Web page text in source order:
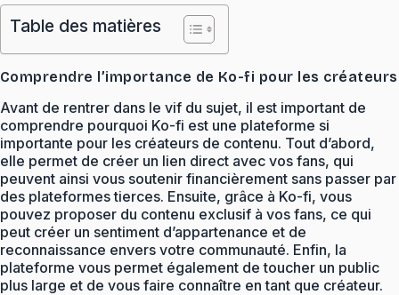
Table des matières
Comprendre l’importance de Ko-fi pour les créateurs
Avant de rentrer dans le vif du sujet, il est important de
comprendre pourquoi Ko-fi est une plateforme si
importante pour les créateurs de contenu. Tout d’abord,
elle permet de créer un lien direct avec vos fans, qui
peuvent ainsi vous soutenir financièrement sans passer par
des plateformes tierces. Ensuite, grâce à Ko-fi, vous
pouvez proposer du contenu exclusif à vos fans, ce qui
peut créer un sentiment d’appartenance et de
reconnaissance envers votre communauté. Enfin, la
plateforme vous permet également de toucher un public
plus large et de vous faire connaître en tant que créateur.